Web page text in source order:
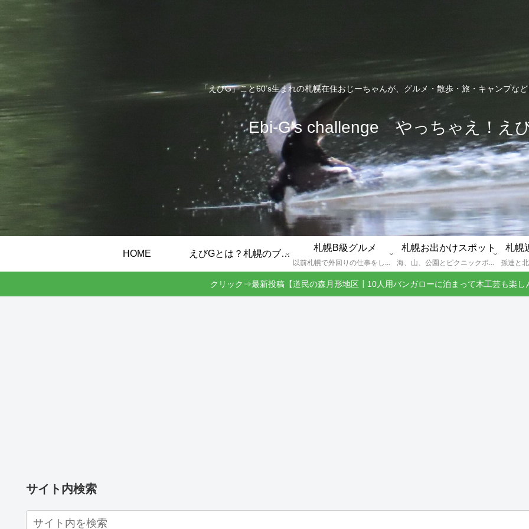
「えびG」こと60’s生まれの札幌在住おじーちゃんが、グルメ・散歩・旅・キャンプな
Ebi-G's challenge やっちゃえ！え
HOME えびGとは？札幌のブログ運営者プロフィール
札幌B級グルメ
以前札幌で外回りの仕事をしていた還暦過ぎブロガー「えびG」がランチ（サラリーマンランチ、サラメシ）を中心に、おそば、ラーメン、中華、日替わりランチを「札幌Bグルメ」と題してレポートしているブログカテゴリーのページです。現在は定年後の再雇用で札幌中とはいかなまでも会社の近くのすすきの界隈や家のある札幌市南区を中心に徘徊しております。
札幌お出かけスポット
海、山、公園とピクニックポイントや名所、旧跡などなど、、、、、札幌はもとより郊外の無理なく日帰りでいって帰ってこれるお出かけスポットを孫っち達（小学５、３年生、幼稚園年長さんの３人）とえびGがお出かけをして紹介しているページです。
札幌
クリック⇒最新投稿【道民の森月形地区┃10人用バンガローに泊まって木工芸も楽し
サイト内検索